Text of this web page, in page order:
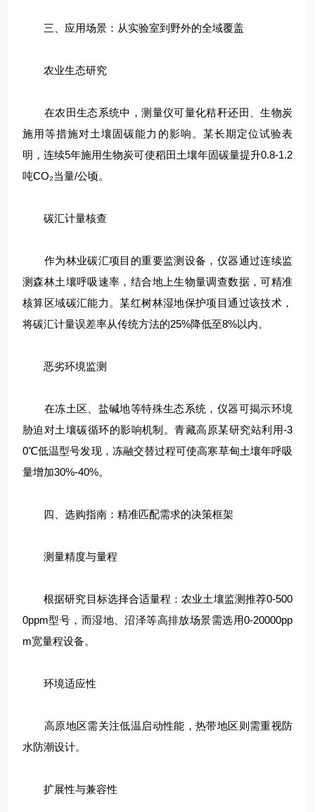
三、应用场景：从实验室到野外的全域覆盖
农业生态研究
在农田生态系统中，测量仪可量化秸秆还田、生物炭
施用等措施对土壤固碳能力的影响。某长期定位试验表
明，连续5年施用生物炭可使稻田土壤年固碳量提升0.8-1.2
吨CO₂当量/公顷。
碳汇计量核查
作为林业碳汇项目的重要监测设备，仪器通过连续监
测森林土壤呼吸速率，结合地上生物量调查数据，可精准
核算区域碳汇能力。某红树林湿地保护项目通过该技术，
将碳汇计量误差率从传统方法的25%降低至8%以内。
恶劣环境监测
在冻土区、盐碱地等特殊生态系统，仪器可揭示环境
胁迫对土壤碳循环的影响机制。青藏高原某研究站利用-3
0℃低温型号发现，冻融交替过程可使高寒草甸土壤年呼吸
量增加30%-40%。
四、选购指南：精准匹配需求的决策框架
测量精度与量程
根据研究目标选择合适量程：农业土壤监测推荐0-500
0ppm型号，而湿地、沼泽等高排放场景需选用0-20000pp
m宽量程设备。
环境适应性
高原地区需关注低温启动性能，热带地区则需重视防
水防潮设计。
扩展性与兼容性